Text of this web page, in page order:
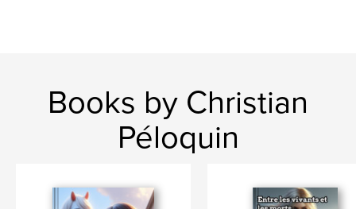
Books by Christian
Péloquin